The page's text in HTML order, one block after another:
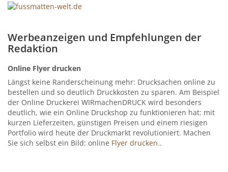
Werbeanzeigen und Empfehlungen der
Redaktion
Online Flyer drucken
Längst keine Randerscheinung mehr: Drucksachen online zu
bestellen und so deutlich Druckkosten zu sparen. Am Beispiel
der Online Druckerei WIRmachenDRUCK wird besonders
deutlich, wie ein Online Druckshop zu funktionieren hat: mit
kurzen Lieferzeiten, günstigen Preisen und einem riesigen
Portfolio wird heute der Druckmarkt revolutioniert. Machen
Sie sich selbst ein Bild: online Flyer drucken..